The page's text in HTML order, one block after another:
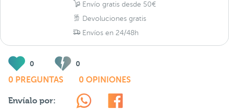
Envío gratis desde 50€
Devoluciones gratis
Envíos en 24/48h
0 0
0 PREGUNTAS 0 OPINIONES
Envíalo por: